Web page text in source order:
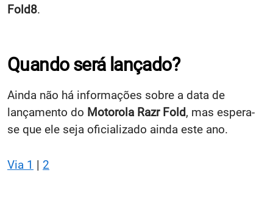
Fold8.
Quando será lançado?
Ainda não há informações sobre a data de
lançamento do Motorola Razr Fold, mas espera-
se que ele seja oficializado ainda este ano.
Via 1 | 2